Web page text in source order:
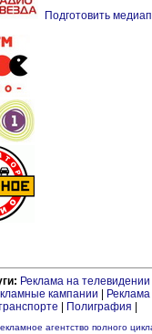
Подготовить
Реклама на телевидении
кампании
Полиграфия
агентство полного